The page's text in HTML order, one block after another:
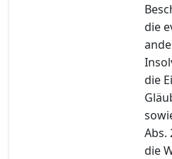
die
die
Abs.
die